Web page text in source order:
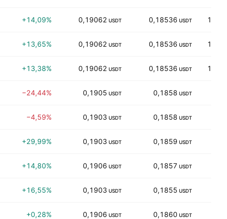
+14,09% 0,19062 USDT 0,18536 USDT
+13,65% 0,19062 USDT 0,18536 USDT
+13,38% 0,19062 USDT 0,18536 USDT
−24,44% 0,1905 USDT 0,1858 USDT
−4,59% 0,1903 USDT 0,1858 USDT
+29,99% 0,1903 USDT 0,1859 USDT
+14,80% 0,1906 USDT 0,1857 USDT
+16,55% 0,1903 USDT 0,1855 USDT
+0,28% 0,1906 USDT 0,1860 USDT